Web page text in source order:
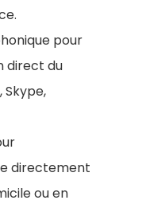
pour
direct du
Skype,
directement
ou en